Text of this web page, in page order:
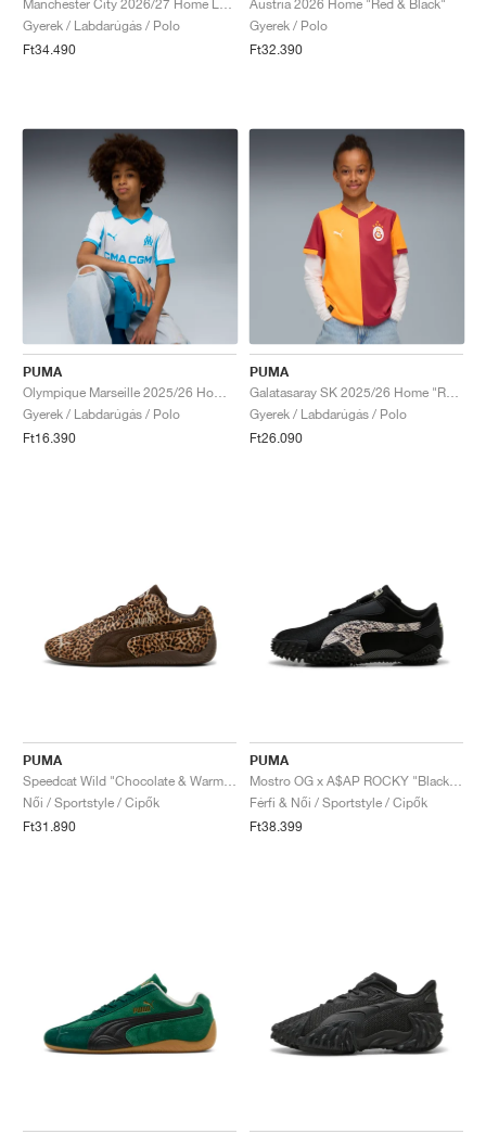
Gyerek / Labdarúgás / Polo
Ft34.490
Austria 2026 Home "Red & Black"
Gyerek / Polo
Ft32.390
PUMA
Gyerek / Labdarúgás / Polo
Ft16.390
PUMA
Gyerek / Labdarúgás / Polo
Ft26.090
PUMA
Női / Sportstyle / Cipők
Ft31.890
PUMA
Férfi & Női / Sportstyle / Cipők
Ft38.399